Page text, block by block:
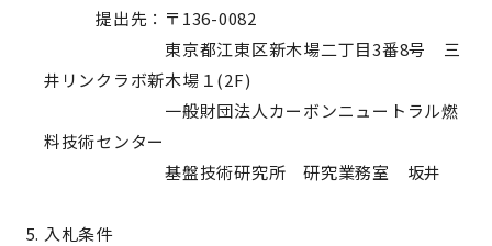
提出先：〒136-0082
東京都江東区新木場二丁目3番8号 三
井リンクラボ新木場１(2F)
一般財団法人カーボンニュートラル燃
料技術センター
基盤技術研究所 研究業務室 坂井
入札条件